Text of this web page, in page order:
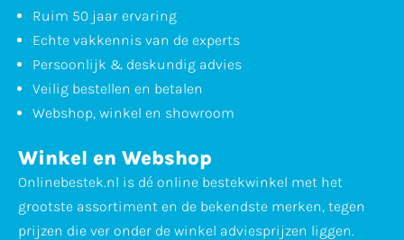
Ruim 50 jaar ervaring
Echte vakkennis van de experts
Persoonlijk & deskundig advies
Veilig bestellen en betalen
Webshop, winkel en showroom
Winkel en Webshop
Onlinebestek.nl is dé online bestekwinkel met het
grootste assortiment en de bekendste merken, tegen
prijzen die ver onder de winkel adviesprijzen liggen.